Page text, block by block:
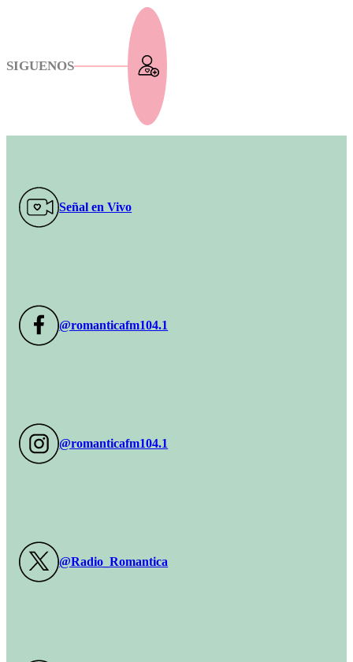
SIGUENOS
Señal en Vivo
@romanticafm104.1
@romanticafm104.1
@Radio_Romantica